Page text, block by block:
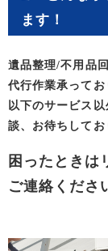
ます！
遺品整理/不用品
代行作業承ってお
以下のサービス
談、お待ちしてお
困ったときは
ご連絡くださ